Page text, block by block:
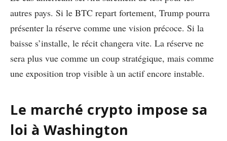
autres pays. Si le BTC repart fortement, Trump pourra
présenter la réserve comme une vision précoce. Si la
baisse s’installe, le récit changera vite. La réserve ne
sera plus vue comme un coup stratégique, mais comme
une exposition trop visible à un actif encore instable.
Le marché crypto impose sa
loi à Washington